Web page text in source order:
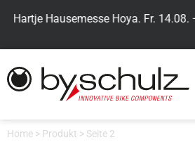
> Hartje Hausemesse Hoya. Fr.
Home > Produkt > Seite 2